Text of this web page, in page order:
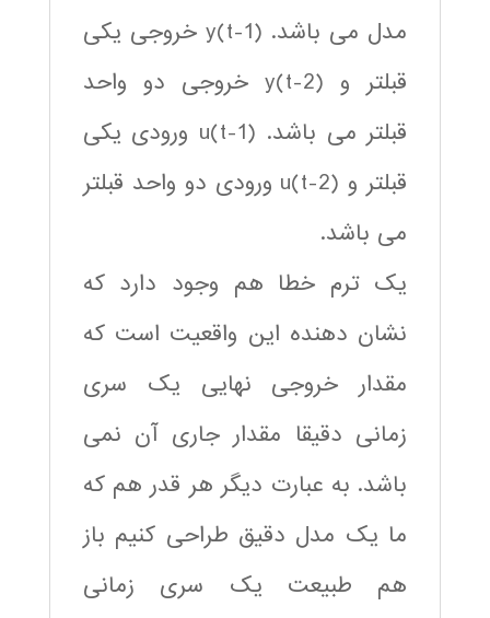
مدل می باشد. (y(t-1 خروجی یکی
قبلتر و (y(t-2 خروجی دو واحد
قبلتر می باشد. (u(t-1 ورودی یکی
قبلتر و (u(t-2 ورودی دو واحد قبلتر
می باشد.
یک ترم خطا هم وجود دارد که
نشان دهنده این واقعیت است که
مقدار خروجی نهایی یک سری
زمانی دقیقا مقدار جاری آن نمی
باشد. به عبارت دیگر هر قدر هم که
ما یک مدل دقیق طراحی کنیم باز
هم طبیعت یک سری زمانی